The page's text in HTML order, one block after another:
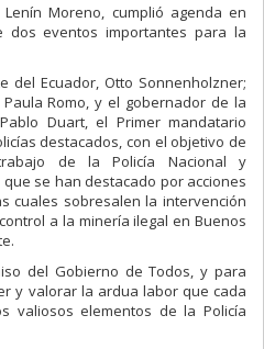
Moreno, cumplió agenda en
dos eventos importantes para la
del Ecuador, Otto Sonnenholzner;
Romo, y el gobernador de la
Duart, el Primer mandatario
destacados, con el objetivo de
de la Policía Nacional y
se han destacado por acciones
cuales sobresalen la intervención
a la minería ilegal en Buenos
del Gobierno de Todos, y para
y valorar la ardua labor que cada
valiosos elementos de la Policía